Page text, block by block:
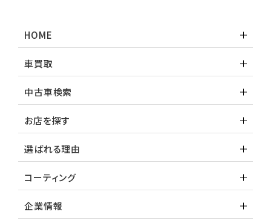
HOME
車買取
中古車検索
お店を探す
選ばれる理由
コーティング
企業情報